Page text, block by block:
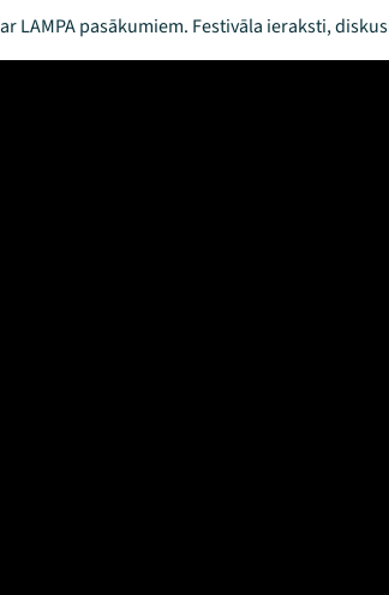
LAMPA pasākumiem. Festivāla ieraksti,